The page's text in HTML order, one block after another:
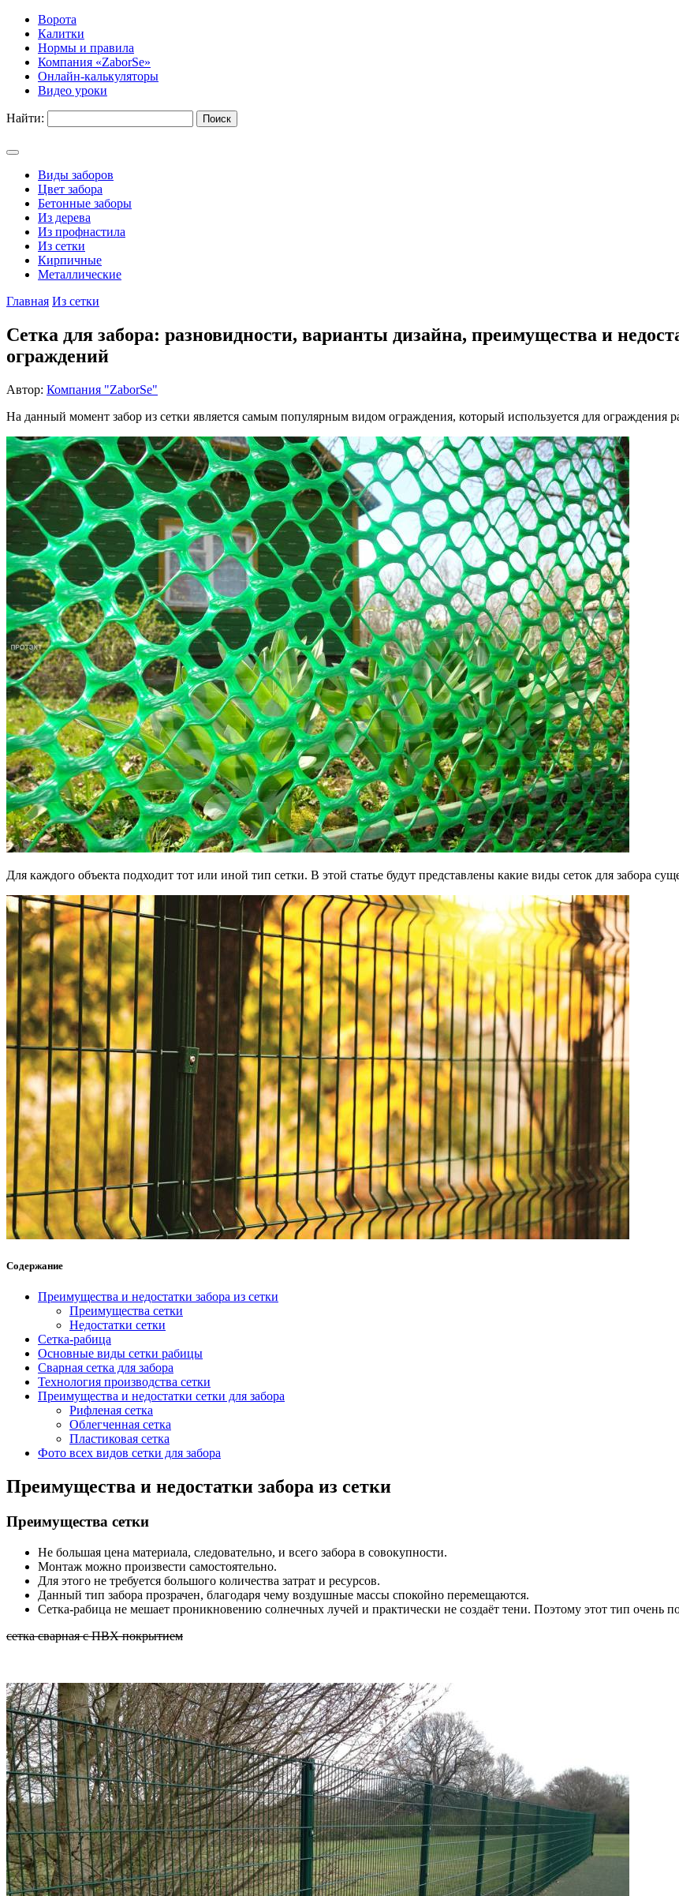
Ворота
Калитки
Нормы и правила
Компания «ZaborSe»
Онлайн-калькуляторы
Видео уроки
Найти:
Виды заборов
Цвет забора
Бетонные заборы
Из дерева
Из профнастила
Из сетки
Кирпичные
Металлические
Главная Из сетки
Cетка для забора: разновидности, варианты дизайна, преимущества и
ограждений
Автор: Компания "ZaborSe"
На данный момент забор из сетки является самым популярным видом ограждения, который используется для ограждения
Для каждого объекта подходит тот или иной тип сетки. В этой статье будут представлены какие виды сеток для забора
Содержание
Преимущества и недостатки забора из сетки
Преимущества сетки
Недостатки сетки
Сетка-рабица
Основные виды сетки рабицы
Сварная сетка для забора
Технология производства сетки
Преимущества и недостатки сетки для забора
Рифленая сетка
Облегченная сетка
Пластиковая сетка
Фото всех видов сетки для забора
Преимущества и недостатки забора из сетки
Преимущества сетки
Не большая цена материала, следовательно, и всего забора в совокупности.
Монтаж можно произвести самостоятельно.
Для этого не требуется большого количества затрат и ресурсов.
Данный тип забора прозрачен, благодаря чему воздушные массы спокойно перемещаются.
Сетка-рабица не мешает проникновению солнечных лучей и практически не создаёт тени. Поэтому этот тип очень
сетка сварная с ПВХ покрытием